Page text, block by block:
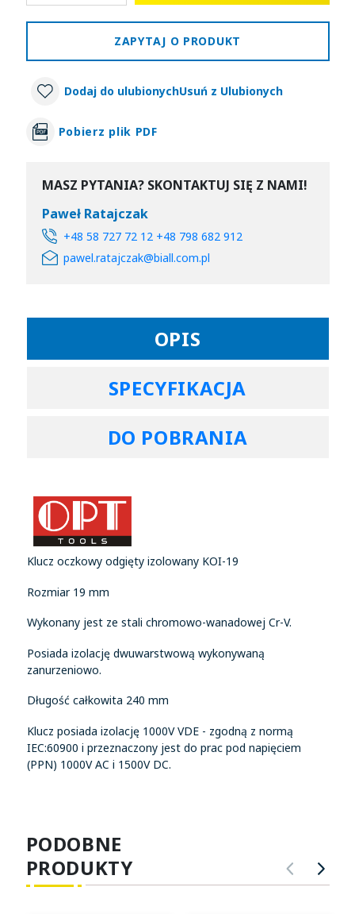
ZAPYTAJ O PRODUKT
Dodaj do ulubionychUsuń z Ulubionych
Pobierz plik PDF
MASZ PYTANIA? SKONTAKTUJ SIĘ Z NAMI!
Paweł Ratajczak
+48 58 727 72 12 +48 798 682 912
pawel.ratajczak@biall.com.pl
OPIS
SPECYFIKACJA
DO POBRANIA
Klucz oczkowy odgięty izolowany KOI-19
Rozmiar 19 mm
Wykonany jest ze stali chromowo-wanadowej Cr-V.
Posiada izolację dwuwarstwową wykonywaną
zanurzeniowo.
Długość całkowita 240 mm
Klucz posiada izolację 1000V VDE - zgodną z normą
IEC:60900 i przeznaczony jest do prac pod napięciem
(PPN) 1000V AC i 1500V DC.
PODOBNE
PRODUKTY